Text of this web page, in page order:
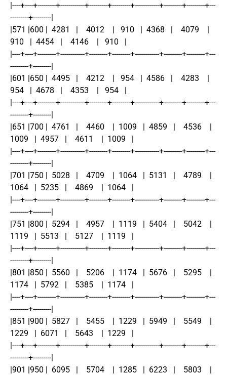
|----+----+---------+------------+---------+---------+------------+---------+---------+---
---------+---------|
|571 |600 |  4281   |    4012    |   910   |  4368   |    4079    |
910   |  4454   |    4146    |   910   |
|----+----+---------+------------+---------+---------+------------+---------+---------+---
---------+---------|
|601 |650 |  4495   |    4212    |   954   |  4586   |    4283    |
954   |  4678   |    4353    |   954   |
|----+----+---------+------------+---------+---------+------------+---------+---------+---
---------+---------|
|651 |700 |  4761   |    4460    |  1009   |  4859   |    4536    |
1009   |  4957   |    4611    |  1009   |
|----+----+---------+------------+---------+---------+------------+---------+---------+---
---------+---------|
|701 |750 |  5028   |    4709    |  1064   |  5131   |    4789    |
1064   |  5235   |    4869    |  1064   |
|----+----+---------+------------+---------+---------+------------+---------+---------+---
---------+---------|
|751 |800 |  5294   |    4957    |  1119   |  5404   |    5042    |
1119   |  5513   |    5127    |  1119   |
|----+----+---------+------------+---------+---------+------------+---------+---------+---
---------+---------|
|801 |850 |  5560   |    5206    |  1174   |  5676   |    5295    |
1174   |  5792   |    5385    |  1174   |
|----+----+---------+------------+---------+---------+------------+---------+---------+---
---------+---------|
|851 |900 |  5827   |    5455    |  1229   |  5949   |    5549    |
1229   |  6071   |    5643    |  1229   |
|----+----+---------+------------+---------+---------+------------+---------+---------+---
---------+---------|
|901 |950 |  6095   |    5704    |  1285   |  6223   |    5803    |